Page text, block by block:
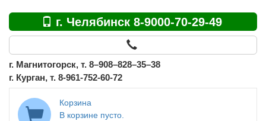
г. Челябинск 8-9000-70-29-49
г. Магнитогорск, т. 8–908–828–35–38
г. Курган, т. 8-961-752-60-72
Корзина
В корзине пусто.